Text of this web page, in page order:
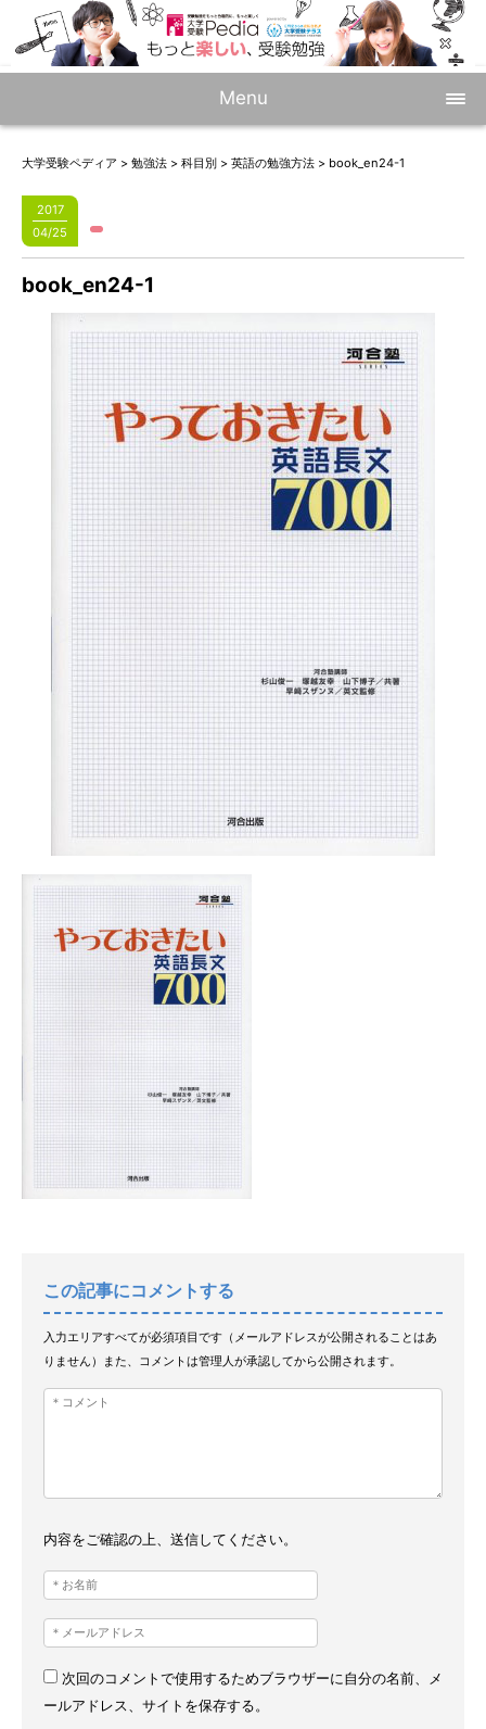
Menu
大学受験ペディア > 勉強法 > 科目別 > 英語の勉強方法 > book_en24-1
2017
04/25
book_en24-1
この記事にコメントする
入力エリアすべてが必須項目です（メールアドレスが公開されることはあ
りません）また、コメントは管理人が承認してから公開されます。
内容をご確認の上、送信してください。
次回のコメントで使用するためブラウザーに自分の名前、メ
ールアドレス、サイトを保存する。